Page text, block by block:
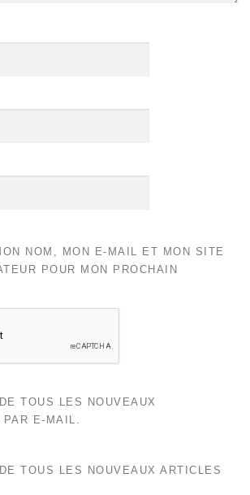
NOM, MON E-MAIL ET MON SITE
POUR MON PROCHAIN
TOUS LES NOUVEAUX
E-MAIL.
TOUS LES NOUVEAUX ARTICLES